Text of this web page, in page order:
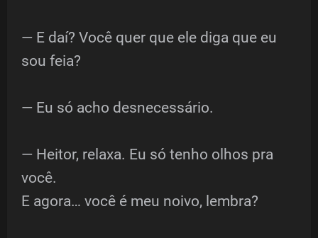
— E daí? Você quer que ele diga que eu
sou feia?
— Eu só acho desnecessário.
— Heitor, relaxa. Eu só tenho olhos pra
você.
E agora… você é meu noivo, lembra?